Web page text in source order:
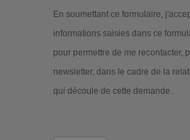
En soumettant ce formulaire,
informations saisies dans ce
pour permettre de me recontacter,
newsletter, dans le cadre de la
qui découle de cette demande.